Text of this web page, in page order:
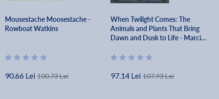
Mousestache Moosestache -
Rowboat Watkins
90.66 Lei 100.73 Lei
When Twilight Comes: The
Animals and Plants That Bring
Dawn and Dusk to Life - Marcie
97.14 Lei 107.93 Lei